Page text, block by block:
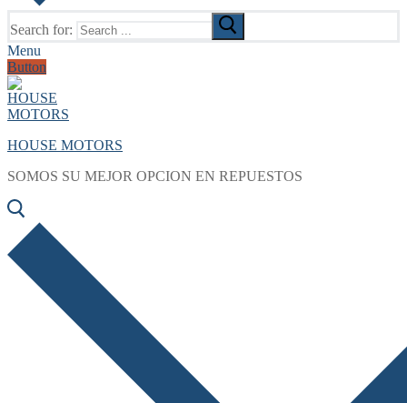
Search for:
Menu
Button
HOUSE MOTORS
SOMOS SU MEJOR OPCION EN REPUESTOS